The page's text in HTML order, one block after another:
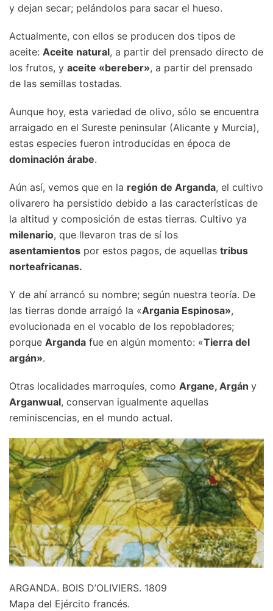
y dejan secar; pelándolos para sacar el hueso.
Actualmente, con ellos se producen dos tipos de
aceite: Aceite natural, a partir del prensado directo de
los frutos, y aceite «bereber», a partir del prensado
de las semillas tostadas.
Aunque hoy, esta variedad de olivo, sólo se encuentra
arraigado en el Sureste peninsular (Alicante y Murcia),
estas especies fueron introducidas en época de
dominación árabe.
Aún así, vemos que en la región de Arganda, el cultivo
olivarero ha persistido debido a las características de
la altitud y composición de estas tierras. Cultivo ya
milenario, que llevaron tras de sí los
asentamientos por estos pagos, de aquellas tribus
norteafricanas.
Y de ahí arrancó su nombre; según nuestra teoría. De
las tierras donde arraigó la «Argania Espinosa»,
evolucionada en el vocablo de los repobladores;
porque Arganda fue en algún momento: «Tierra del
argán».
Otras localidades marroquíes, como Argane, Argán y
Arganwual, conservan igualmente aquellas
reminiscencias, en el mundo actual.
ARGANDA. BOIS D’OLIVIERS. 1809
Mapa del Ejército francés.